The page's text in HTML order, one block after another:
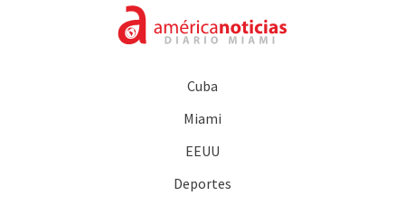
Cuba
Miami
EEUU
Deportes